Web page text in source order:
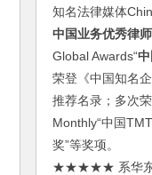
知名法律媒体
中国业务优秀律师
Global Awards“
荣登《中国知名
推荐名录；多次
Monthly“中国
奖”等奖项。
★★★★★ 系华东